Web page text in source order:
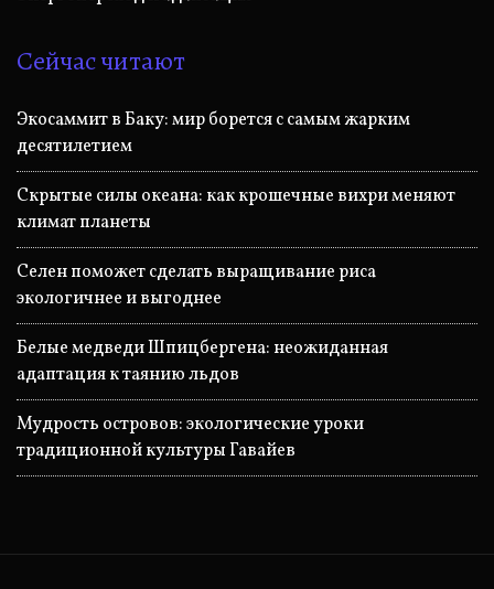
Сейчас читают
Экосаммит в Баку: мир борется с самым жарким
десятилетием
Скрытые силы океана: как крошечные вихри меняют
климат планеты
Селен поможет сделать выращивание риса
экологичнее и выгоднее
Белые медведи Шпицбергена: неожиданная
адаптация к таянию льдов
Мудрость островов: экологические уроки
традиционной культуры Гавайев